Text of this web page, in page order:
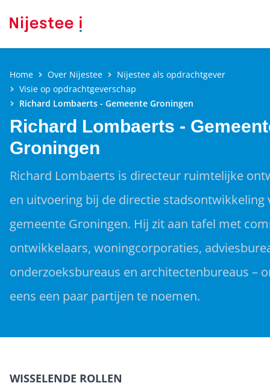
Home Over Nijestee
Nijestee als opdrachtgever
Visie op opdrachtgeverschap
Richard Lombaerts - Gemeente Groningen
Richard Lombaerts -
Groningen
Richard Lombaerts is directeur ruimtelijke
en uitvoering bij de directie stadsontwikkeling
gemeente Groningen. Hij zit aan tafel met
ontwikkelaars, woningcorporaties,
onderzoeksbureaus en architectenbureaus –
eens een paar partijen te noemen.
WISSELENDE ROLLEN